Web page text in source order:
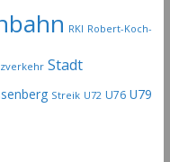
RKI Robert-Koch-
Stadt
Streik U72 U76 U79